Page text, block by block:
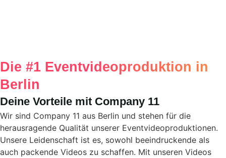
Die #1 Eventvideoproduktion in
Berlin
Deine Vorteile mit Company 11
Wir sind Company 11 aus Berlin und stehen für die
herausragende Qualität unserer Eventvideoproduktionen.
Unsere Leidenschaft ist es, sowohl beeindruckende als
auch packende Videos zu schaffen. Mit unseren Videos